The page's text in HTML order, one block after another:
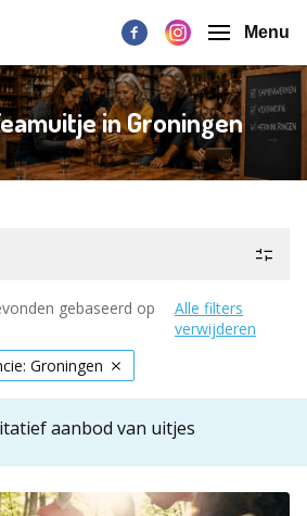
Menu
in Groningen
gebaseerd op
Alle filters
verwijderen
Groningen
aanbod van uitjes